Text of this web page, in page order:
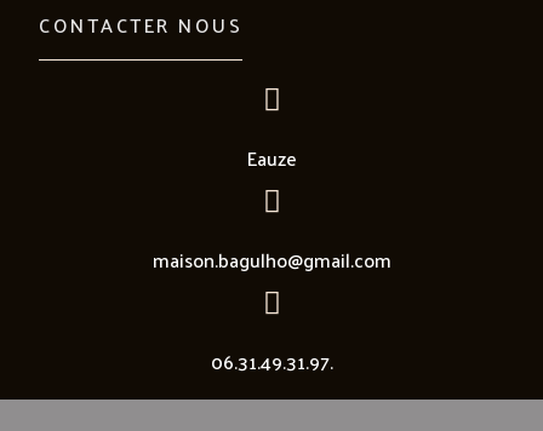
CONTACTER NOUS
Eauze
maison.bagulho@gmail.com
06.31.49.31.97.